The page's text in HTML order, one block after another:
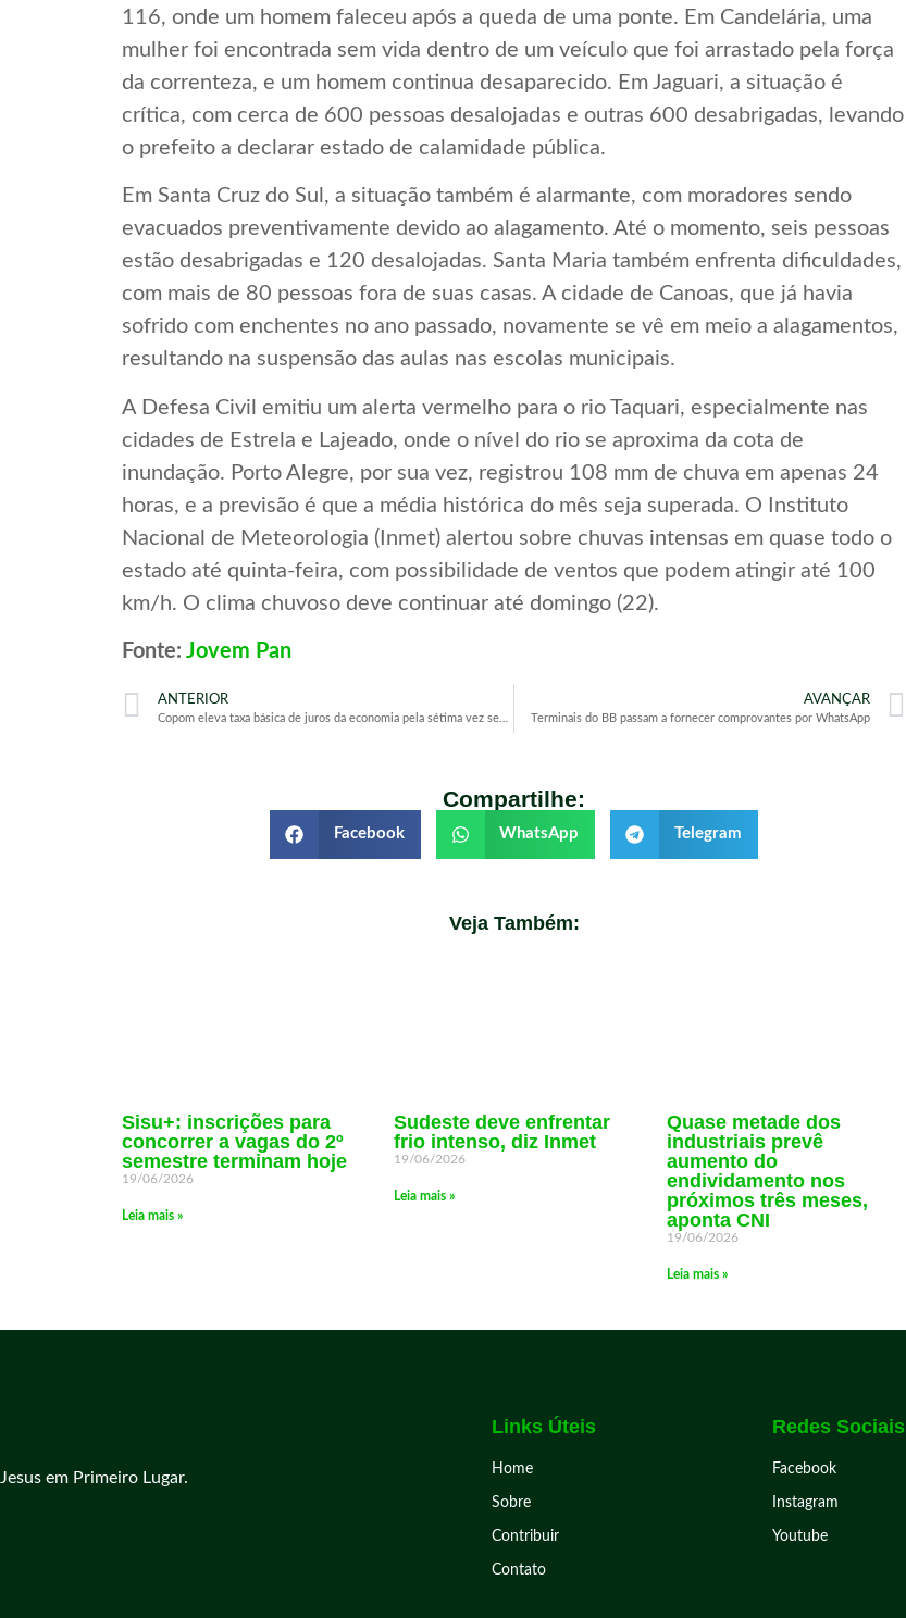
116, onde um homem faleceu após a queda de uma ponte. Em Candelária, uma
mulher foi encontrada sem vida dentro de um veículo que foi arrastado pela força
da correnteza, e um homem continua desaparecido. Em Jaguari, a situação é
crítica, com cerca de 600 pessoas desalojadas e outras 600 desabrigadas, levando
o prefeito a declarar estado de calamidade pública.
Em Santa Cruz do Sul, a situação também é alarmante, com moradores sendo
evacuados preventivamente devido ao alagamento. Até o momento, seis pessoas
estão desabrigadas e 120 desalojadas. Santa Maria também enfrenta dificuldades,
com mais de 80 pessoas fora de suas casas. A cidade de Canoas, que já havia
sofrido com enchentes no ano passado, novamente se vê em meio a alagamentos,
resultando na suspensão das aulas nas escolas municipais.
A Defesa Civil emitiu um alerta vermelho para o rio Taquari, especialmente nas
cidades de Estrela e Lajeado, onde o nível do rio se aproxima da cota de
inundação. Porto Alegre, por sua vez, registrou 108 mm de chuva em apenas 24
horas, e a previsão é que a média histórica do mês seja superada. O Instituto
Nacional de Meteorologia (Inmet) alertou sobre chuvas intensas em quase todo o
estado até quinta-feira, com possibilidade de ventos que podem atingir até 100
km/h. O clima chuvoso deve continuar até domingo (22).
Fonte: Jovem Pan
ANTERIOR AVANÇAR
Terminais do BB passam a fornecer comprovantes por WhatsApp
Compartilhe:
Facebook WhatsApp Telegram
Veja Também:
Sisu+: inscrições para
concorrer a vagas do 2º
semestre terminam hoje
19/06/2026
Leia mais »
Sudeste deve enfrentar
frio intenso, diz Inmet
19/06/2026
Leia mais »
Quase metade dos
industriais prevê
aumento do
endividamento nos
próximos três meses,
aponta CNI
19/06/2026
Leia mais »
Jesus em Primeiro Lugar.
Links Úteis
Home
Sobre
Contribuir
Contato
Redes Sociais
Facebook
Instagram
Youtube